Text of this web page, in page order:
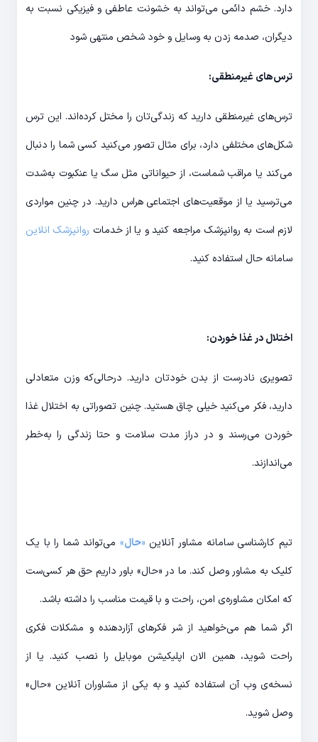
دارد. خشم دائمی می‌تواند به خشونت عاطفی و فیزیکی نسبت به
دیگران، صدمه زدن به وسایل و خود شخص منتهی شود
ترس‌های غیرمنطقی:
ترس‌های غیرمنطقی دارید که زندگی‌تان را مختل کرده‌اند. این ترس
شکل‌های مختلفی دارد، برای مثال تصور می‌کنید کسی شما را دنبال
می‌کند یا مراقب شماست، از حیواناتی مثل سگ یا عنکبوت به‌شدت
می‌ترسید یا از موقعیت‌های اجتماعی هراس دارید. در چنین مواردی
لازم است به روانپزشک مراجعه کنید و یا از خدمات روانپزشک انلاین
سامانه حال استفاده کنید.
اختلال در غذا خوردن:
تصویری نادرست از بدن خودتان دارید. درحالی‌که وزن متعادلی
دارید، فکر می‌کنید خیلی چاق هستید. چنین تصوراتی به اختلال غذا
خوردن می‌رسند و در دراز مدت سلامت و حتا زندگی را به‌خطر
می‌اندازند.
تیم کارشناسی سامانه مشاور آنلاین «حال» می‌تواند شما را با یک
کلیک به مشاور وصل کند. ما در «حال» باور داریم حق هر کسی‌ست
که امکان مشاوره‌ی امن، راحت و با قیمت مناسب را داشته باشد.
اگر شما هم می‌خواهید از شر فکرهای آزاردهنده و مشکلات فکری
راحت شوید، همین الان اپلیکیشن موبایل را نصب کنید. یا از
نسخه‌ی وب آن استفاده کنید و به یکی از مشاوران آنلاین «حال»‌
وصل شوید.